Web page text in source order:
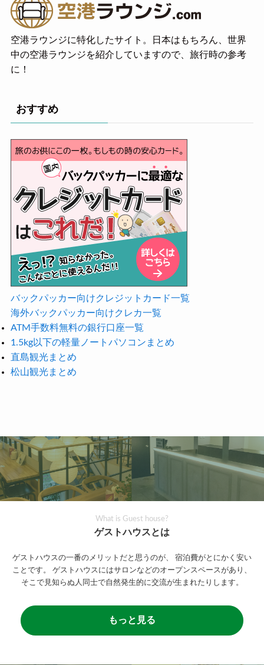
空港ラウンジに特化したサイト。日本はもちろん、世界
中の空港ラウンジを紹介していますので、旅行時の参考
に！
おすすめ
バックパッカー向けクレジットカード一覧
海外バックパッカー向けクレカ一覧
ATM手数料無料の銀行口座一覧
1.5kg以下の軽量ノートパソコンまとめ
直島観光まとめ
松山観光まとめ
What is Guest house?
ゲストハウスとは
ゲストハウスの一番のメリットだと思うのが、
宿泊費がとにかく安い
ことです。
ゲストハウスにはサロンなどのオープンスペースがあり、
そこで見知らぬ人同士で自然発生的に交流が生まれたりします。
もっと見る